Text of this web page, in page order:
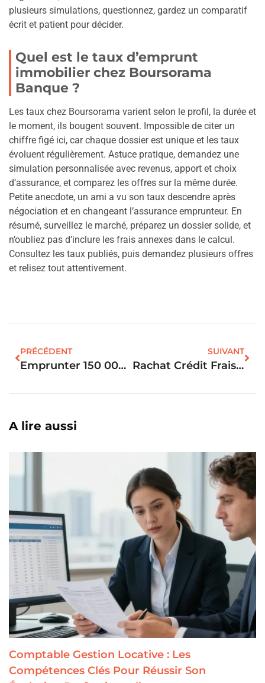
plusieurs simulations, questionnez, gardez un comparatif
écrit et patient pour décider.
Quel est le taux d’emprunt
immobilier chez Boursorama
Banque ?
Les taux chez Boursorama varient selon le profil, la durée et
le moment, ils bougent souvent. Impossible de citer un
chiffre figé ici, car chaque dossier est unique et les taux
évoluent régulièrement. Astuce pratique, demandez une
simulation personnalisée avec revenus, apport et choix
d’assurance, et comparez les offres sur la même durée.
Petite anecdote, un ami a vu son taux descendre après
négociation et en changeant l’assurance emprunteur. En
résumé, surveillez le marché, préparez un dossier solide, et
n’oubliez pas d’inclure les frais annexes dans le calcul.
Consultez les taux publiés, puis demandez plusieurs offres
et relisez tout attentivement.
PRÉCÉDENT
Emprunter 150 000 Euros Sur 25 Ans : Le Salaire Requis Pour Emprunter ?
SUIVANT
Rachat Crédit Frais : Le Vrai Coût Détaillé Et Comment L’évaluer ?
A lire aussi
Comptable Gestion Locative : Les
Compétences Clés Pour Réussir Son